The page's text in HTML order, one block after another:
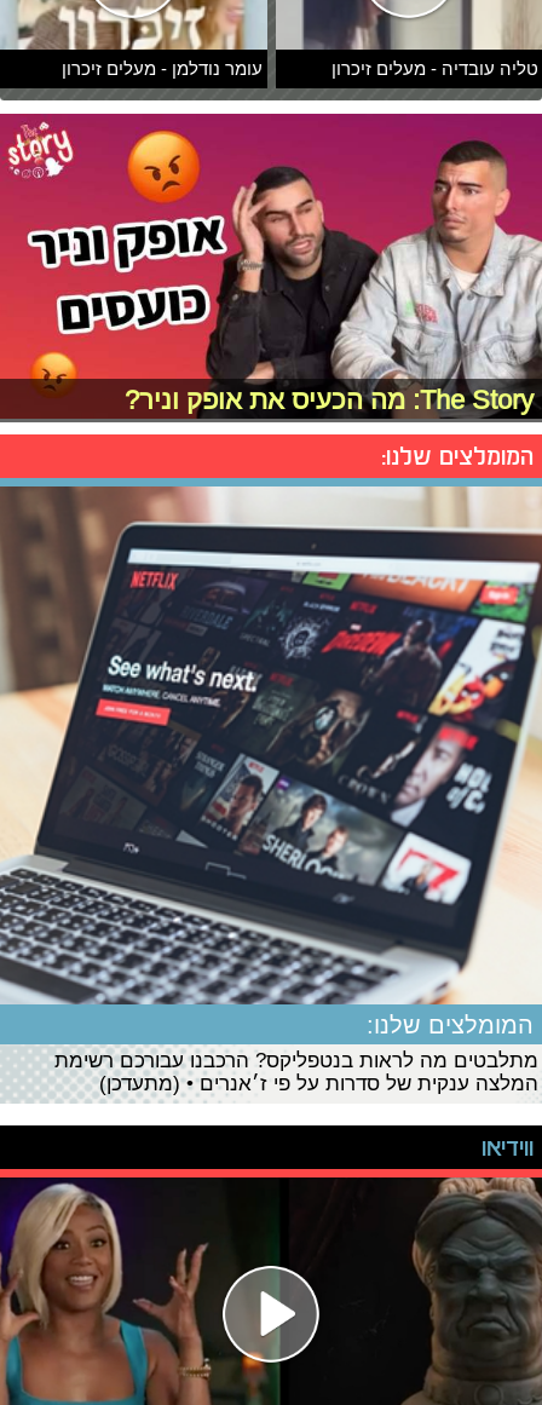
טליה עובדיה - מעלים זיכרון עומר נודלמן - מעלים זיכרון
The Story: מה הכעיס את אופק וניר?
המומלצים שלנו:
המומלצים שלנו:
מתלבטים מה לראות בנטפליקס? הרכבנו עבורכם רשימת
המלצה ענקית של סדרות על פי ז׳אנרים • (מתעדכן)
ווידיאו